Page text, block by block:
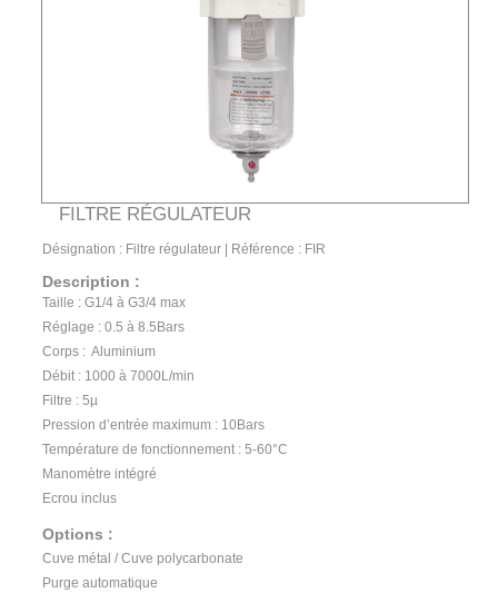
FILTRE RÉGULATEUR
Désignation : Filtre régulateur | Référence : FIR
Description
Taille : G1/4 à G3/4 max
Réglage : 0.5 à 8.5Bars
Corps : Aluminium
Débit : 1000 à 7000L/min
Filtre : 5µ
Pression d’entrée maximum : 10Bars
Température de fonctionnement : 5-60°C
Manomètre intégré
Ecrou inclus
Options :
Cuve métal / Cuve polycarbonate
Purge automatique